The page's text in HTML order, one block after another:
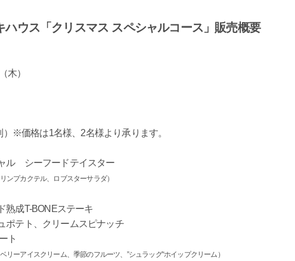
ハウス「クリスマス スペシャルコース」販売概要
木）
※価格は1名様、2名様より承ります。
ル シーフードテイスター
ンプカクテル、ロブスターサラダ）
成T-BONEステーキ
ポテト、クリームスピナッチ
ト
リーアイスクリーム、季節のフルーツ、”シュラッグ“ホイップクリーム）